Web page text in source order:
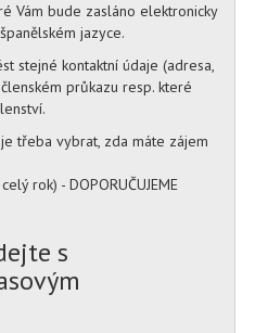
Vám bude zasláno elektronicky
jazyce.
stejné kontaktní údaje (adresa,
průkazu resp. které
třeba vybrat, zda máte zájem
rok) - DOPORUČUJEME
s